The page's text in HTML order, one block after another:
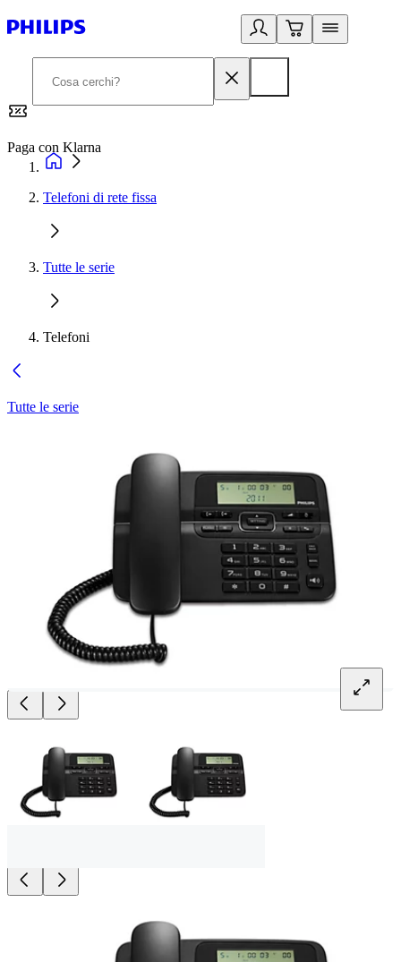
Paga con Klarna
Telefoni di rete fissa
Tutte le serie
Telefoni
Tutte le serie